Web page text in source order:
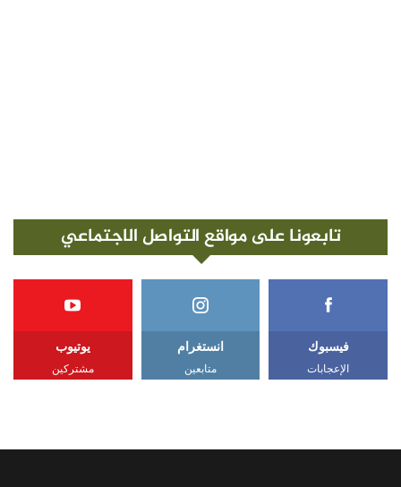
تابعونا على مواقع التواصل الاجتماعي
فيسبوك
الإعجابات
انستغرام
متابعين
يوتيوب
مشتركين